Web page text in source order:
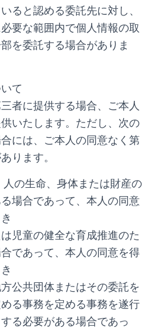
ると認める委託先に対し、
要な範囲内で個人情報の取
を委託する場合がありま
て
者に提供する場合、ご本人
いたします。ただし、次の
には、ご本人の同意なく第
ります。
の生命、身体または財産の
場合であって、本人の同意
児童の健全な育成推進のた
であって、本人の同意を得
公共団体またはその委託を
る事務を定める事務を遂行
る必要がある場合であっ